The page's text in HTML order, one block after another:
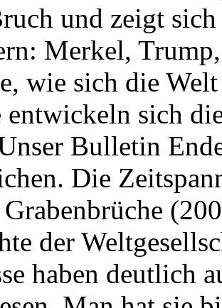
und zeigt
Merkel,
wie sich die
entwickeln sich
Bulletin
Die
Grabenbrüche
der
haben deutlich